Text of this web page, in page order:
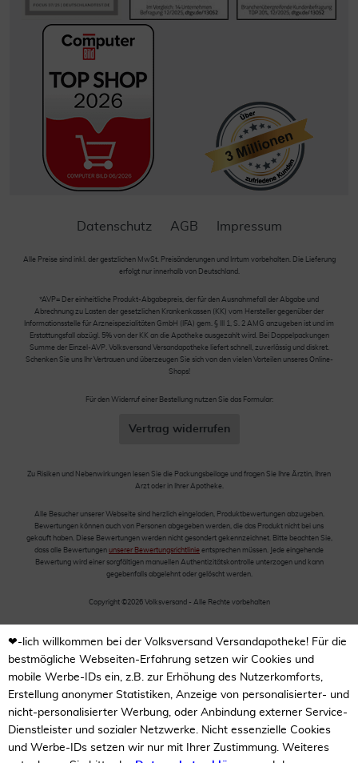
Datenschutz AGB Impressum
Alle Preise sind inkl. der gestzlichen MwSt. Preisänderungen und Irrtum vorbehalten. Die Lieferung
erfolgt nur innerhalb von Deutschland.
*AVP= Der einheitliche Produkt-Abgabepreis, der für den Ausnahmefall der Abgabe und
Abrechnung zu Lasten der gesetzlichen Krankenkassen (KK) vom Hersteller gegenüber der
Informationsstelle für Arzneispezialitäten GmbH (IFA) gem. § III 1, S. 2 AMG anzugeben ist und im
Erstattungsfall abzügl. 5% von der KK an die Apotheke ausgezahlt wird. Bei Doppelpackungen
Summe der Einzel-AVP. Volksversand Versandapotheke liefert schnell, zuverlässig und diskret.
Schenken Sie uns Ihr Vertrauen und überzeugen Sie sich von den vielen Vorteilen unseres Online-
Shops!
Für den Widerruf einer Bestellung nutzen Sie das Formular:
Vertrag widerrufen
Zu Risiken und Nebenwirkungen lesen Sie die Packungsbeilage und fragen Sie Ihre Ärztin, Ihren
Arzt oder in Ihrer Apotheke.
Alle Besucher unserer Webseite sind herzlich eingeladen, Produktbewertungen abzugeben.
Bewertungen können auch von Personen abgegeben werden, die das Produkt nicht bei uns
gekauft haben. Diese Bewertungen werden nicht gesondert gekennzeichnet. Bitte beachten Sie,
dass alle Bewertungen unserer Bewertungsrichtlinie entsprechen müssen. Jede eingehende
Bewertung wird einer sorgfältigen manuellen Authentizitätskontrolle unterzogen und kann
gegebenfalls abgelehnt oder gelöscht werden.
Copyright ©2026 Volksversand - Alle Rechte vorbehalten
❤-lich willkommen bei der Volksversand Versandapotheke! Für die
bestmögliche Webseiten-Erfahrung setzen wir Cookies und
mobile Werbe-IDs ein, z.B. zur Erhöhung des Nutzerkomforts,
Erstellung anonymer Statistiken, Anzeige von personalisierter- und
nicht-personalisierter Werbung, oder Anbindung externer Service-
Dienstleister und sozialer Netzwerke. Nicht essenzielle Cookies
und Werbe-IDs setzen wir nur mit Ihrer Zustimmung. Weiteres